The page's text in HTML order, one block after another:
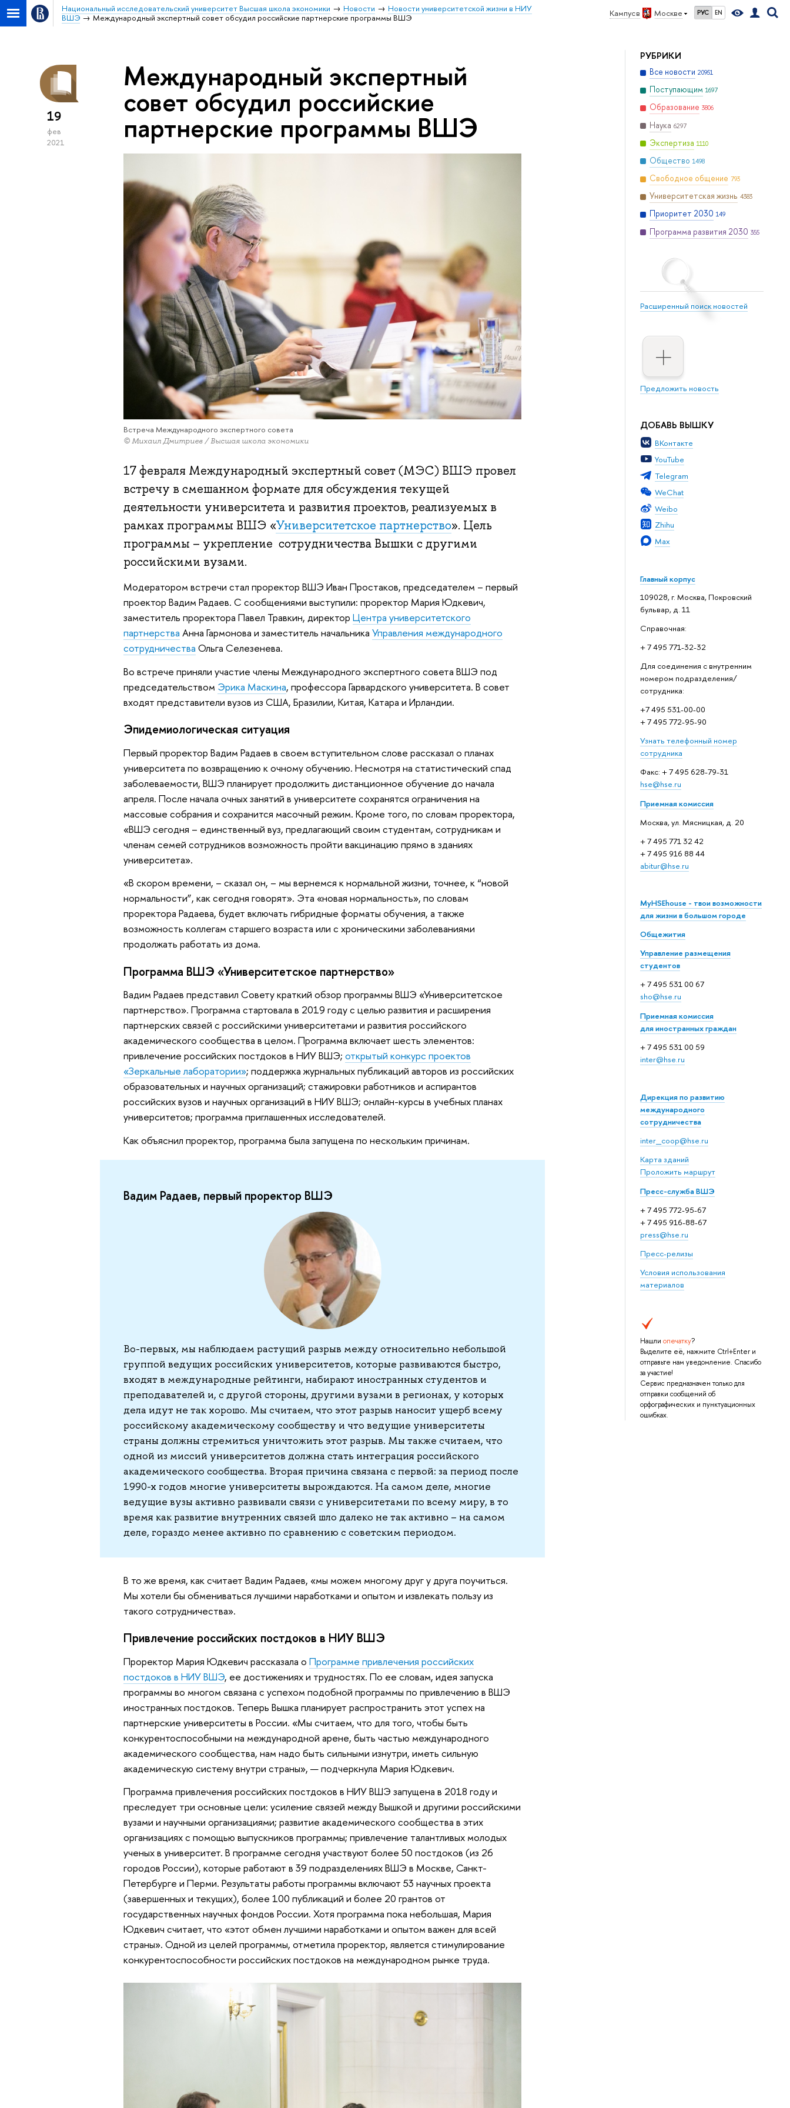
Кампус в Москве РУС EN
Национальный исследовательский университет Высшая школа экономики Новости
Новости университетской жизни в НИУ
ВШЭ
Международный экспертный совет обсудил российские партнерские программы ВШЭ
РУБРИКИ
Все новости 20951
Поступающим 1697
Образование 3806
Наука 6297
Экспертиза 1110
Общество 1498
Свободное общение 793
Университетская жизнь 4383
Приоритет 2030 149
Программа развития 2030 355
Расширенный поиск новостей
Предложить новость
ДОБАВЬ ВЫШКУ
ВКонтакте
YouTube
Telegram
WeChat
Weibo
Zhihu
Max
Главный корпус
109028, г. Москва, Покровский
бульвар, д. 11
Справочная:
+ 7 495 771-32-32
Для соединения с внутренним
номером подразделения/
сотрудника:
+7 495 531-00-00
+ 7 495 772-95-90
Узнать телефонный номер
сотрудника
Факс: + 7 495 628-79-31
hse@hse.ru
Приемная комиссия
Москва, ул. Мясницкая, д. 20
+ 7 495 771 32 42
+ 7 495 916 88 44
abitur@hse.ru
MyHSEhouse - твои возможности
для жизни в большом городе
Общежития
Управление размещения
студентов
+ 7 495 531 00 67
sho@hse.ru
Приемная комиссия
для иностранных граждан
+ 7 495 531 00 59
inter@hse.ru
Дирекция по развитию
международного
сотрудничества
inter_coop@hse.ru
Карта зданий
Проложить маршрут
Пресс-служба ВШЭ
+ 7 495 772-95-67
+ 7 495 916-88-67
press@hse.ru
Пресс-релизы
Условия использования
материалов
Нашли опечатку?
Выделите её, нажмите Ctrl+Enter и
отправьте нам уведомление. Спасибо
за участие!
Сервис предназначен только для
отправки сообщений об
орфографических и пунктуационных
ошибках.
19
фев
2021
Международный экспертный
совет обсудил российские
партнерские программы ВШЭ
Встреча Международного экспертного совета
© Михаил Дмитриев / Высшая школа экономики
17 февраля Международный экспертный совет (МЭС) ВШЭ провел
встречу в смешанном формате для обсуждения текущей
деятельности университета и развития проектов, реализуемых в
рамках программы ВШЭ «Университетское партнерство». Цель
программы – укрепление сотрудничества Вышки с другими
российскими вузами.
Модератором встречи стал проректор ВШЭ Иван Простаков, председателем – первый
проектор Вадим Радаев. С сообщениями выступили: проректор Мария Юдкевич,
заместитель проректора Павел Травкин, директор Центра университетского
партнерства Анна Гармонова и заместитель начальника Управления международного
сотрудничества Ольга Селезенева.
Во встрече приняли участие члены Международного экспертного совета ВШЭ под
председательством Эрика Маскина, профессора Гарвардского университета. В совет
входят представители вузов из США, Бразилии, Китая, Катара и Ирландии.
Эпидемиологическая ситуация
Первый проректор Вадим Радаев в своем вступительном слове рассказал о планах
университета по возвращению к очному обучению. Несмотря на статистический спад
заболеваемости, ВШЭ планирует продолжить дистанционное обучение до начала
апреля. После начала очных занятий в университете сохранятся ограничения на
массовые собрания и сохранится масочный режим. Кроме того, по словам проректора,
«ВШЭ сегодня – единственный вуз, предлагающий своим студентам, сотрудникам и
членам семей сотрудников возможность пройти вакцинацию прямо в зданиях
университета».
«В скором времени, – сказал он, – мы вернемся к нормальной жизни, точнее, к “новой
нормальности”, как сегодня говорят». Эта «новая нормальность», по словам
проректора Радаева, будет включать гибридные форматы обучения, а также
возможность коллегам старшего возраста или с хроническими заболеваниями
продолжать работать из дома.
Программа ВШЭ «Университетское партнерство»
Вадим Радаев представил Совету краткий обзор программы ВШЭ «Университетское
партнерство». Программа стартовала в 2019 году с целью развития и расширения
партнерских связей с российскими университетами и развития российского
академического сообщества в целом. Программа включает шесть элементов:
привлечение российских постдоков в НИУ ВШЭ; открытый конкурс проектов
«Зеркальные лаборатории»; поддержка журнальных публикаций авторов из российских
образовательных и научных организаций; стажировки работников и аспирантов
российских вузов и научных организаций в НИУ ВШЭ; онлайн-курсы в учебных планах
университетов; программа приглашенных исследователей.
Как объяснил проректор, программа была запущена по нескольким причинам.
Вадим Радаев, первый проректор ВШЭ
Во-первых, мы наблюдаем растущий разрыв между относительно небольшой
группой ведущих российских университетов, которые развиваются быстро,
входят в международные рейтинги, набирают иностранных студентов и
преподавателей и, с другой стороны, другими вузами в регионах, у которых
дела идут не так хорошо. Мы считаем, что этот разрыв наносит ущерб всему
российскому академическому сообществу и что ведущие университеты
страны должны стремиться уничтожить этот разрыв. Мы также считаем, что
одной из миссий университетов должна стать интеграция российского
академического сообщества. Вторая причина связана с первой: за период после
1990-х годов многие университеты вырождаются. На самом деле, многие
ведущие вузы активно развивали связи с университетами по всему миру, в то
время как развитие внутренних связей шло далеко не так активно – на самом
деле, гораздо менее активно по сравнению с советским периодом.
В то же время, как считает Вадим Радаев, «мы можем многому друг у друга поучиться.
Мы хотели бы обмениваться лучшими наработками и опытом и извлекать пользу из
такого сотрудничества».
Привлечение российских постдоков в НИУ ВШЭ
Проректор Мария Юдкевич рассказала о Программе привлечения российских
постдоков в НИУ ВШЭ, ее достижениях и трудностях. По ее словам, идея запуска
программы во многом связана с успехом подобной программы по привлечению в ВШЭ
иностранных постдоков. Теперь Вышка планирует распространить этот успех на
партнерские университеты в России. «Мы считаем, что для того, чтобы быть
конкурентоспособными на международной арене, быть частью международного
академического сообщества, нам надо быть сильными изнутри, иметь сильную
академическую систему внутри страны», — подчеркнула Мария Юдкевич.
Программа привлечения российских постдоков в НИУ ВШЭ запущена в 2018 году и
преследует три основные цели: усиление связей между Вышкой и другими российскими
вузами и научными организациями; развитие академического сообщества в этих
организациях с помощью выпускников программы; привлечение талантливых молодых
ученых в университет. В программе сегодня участвуют более 50 постдоков (из 26
городов России), которые работают в 39 подразделениях ВШЭ в Москве, Санкт-
Петербурге и Перми. Результаты работы программы включают 53 научных проекта
(завершенных и текущих), более 100 публикаций и более 20 грантов от
государственных научных фондов России. Хотя программа пока небольшая, Мария
Юдкевич считает, что «этот обмен лучшими наработками и опытом важен для всей
страны». Одной из целей программы, отметила проректор, является стимулирование
конкурентоспособности российских постдоков на международном рынке труда.